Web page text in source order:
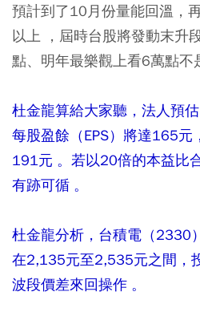
預計到了10月份量能回溫，
以上 ，屆時台股將發動末升
點、明年最樂觀上看6萬點不
杜金龍算給大家聽，法人預
每股盈餘（EPS）將達165元
191元 。若以20倍的本益比
有跡可循 。
杜金龍分析，台積電（2330
在2,135元至2,535元之間，
波段價差來回操作 。